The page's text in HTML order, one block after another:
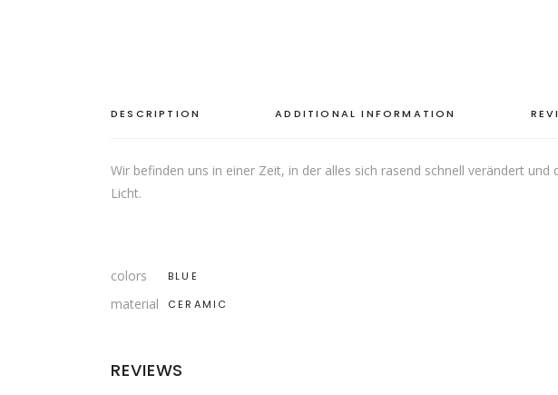
DESCRIPTION ADDITIONAL INFORMATION
Wir befinden uns in einer Zeit, in der alles sich rasend schnell verändert
Licht.
colors BLUE
material CERAMIC
REVIEWS